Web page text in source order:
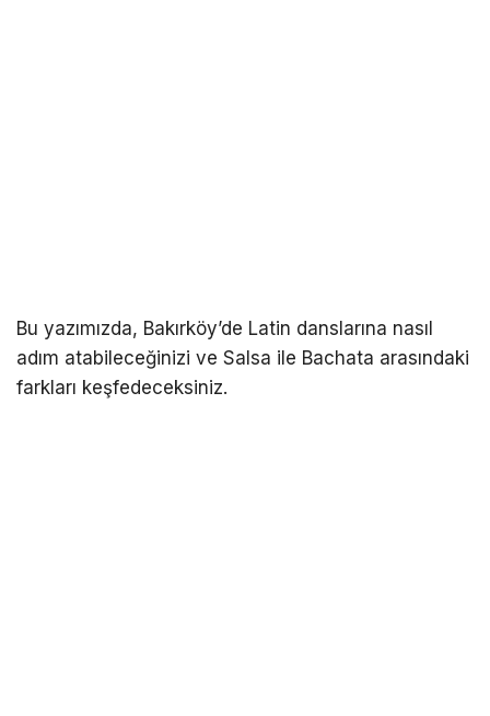
Bu yazımızda, Bakırköy’de Latin danslarına nasıl
adım atabileceğinizi ve Salsa ile Bachata arasındaki
farkları keşfedeceksiniz.